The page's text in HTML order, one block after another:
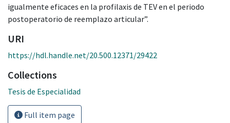
igualmente eficaces en la profilaxis de TEV en el periodo
postoperatorio de reemplazo articular”.
URI
https://hdl.handle.net/20.500.12371/29422
Collections
Tesis de Especialidad
Full item page